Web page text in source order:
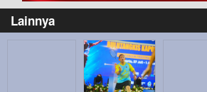
Lainnya